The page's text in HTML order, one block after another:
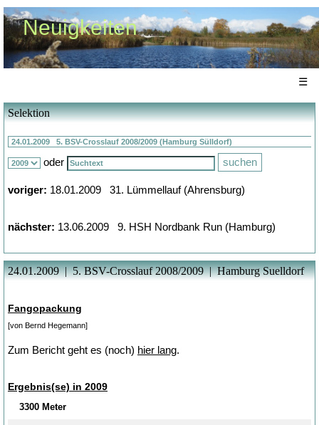
Neuigkeiten
☰
Selektion
oder
voriger: 18.01.2009 31. Lümmellauf (Ahrensburg)
nächster: 13.06.2009 9. HSH Nordbank Run (Hamburg)
24.01.2009 | 5. BSV-Crosslauf 2008/2009 | Hamburg Suelldorf
Fangopackung
[von Bernd Hegemann]
Zum Bericht geht es (noch) hier lang.
Ergebnis(se) in 2009
3300 Meter